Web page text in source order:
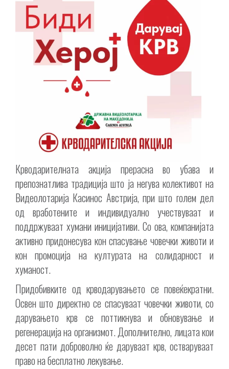
Крводарителната акција прерасна во убава и
препознатлива традиција што ја негува колективот на
Видеолотарија Касинос Австрија, при што голем дел
од вработените и индивидуално учествуваат и
поддржуваат хумани иницијативи. Со ова, компанијата
активно придонесува кон спасување човечки животи и
кон промоција на културата на солидарност и
хуманост.
Придобивките од крводарувањето се повеќекратни.
Освен што директно се спасуваат човечки животи, со
дарувањето крв се поттикнува и обновување и
регенерација на организмот. Дополнително, лицата кои
десет пати доброволно ќе даруваат крв, остваруваат
право на бесплатно лекување.